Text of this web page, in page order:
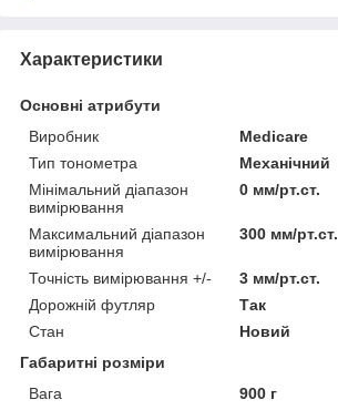
Характеристики
Основні атрибути
Виробник
Medicare
Тип тонометра
Механічний
Мінімальний діапазон
вимірювання
0 мм/рт.ст.
Максимальний діапазон
вимірювання
300 мм/рт.ст.
Точність вимірювання +/-
3 мм/рт.ст.
Дорожній футляр
Так
Стан
Новий
Габаритні розміри
Вага
900 г